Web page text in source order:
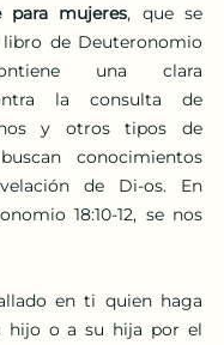
para mujeres, que se
de Deuteronomio
una clara
la consulta de
y otros tipos de
conocimientos
de Di-os. En
18:10-12, se nos
en ti quien haga
hijo o a su hija por el